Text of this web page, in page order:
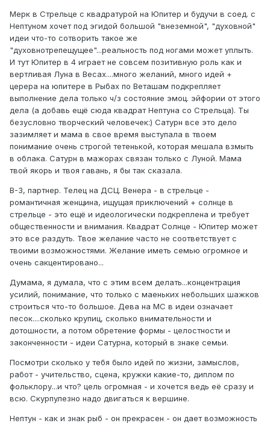
Мерк в Стрельце с квадратурой на Юпитер и будучи в соед. с
Нептуном хочет под эгидой большой "внеземной", "духовной"
идеи что-то сотворить такое же
"духовнотрепещущее"...реальность под ногами может уплыть.
И тут Юпитер в 4 играет не совсем позитивную роль как и
вертливая Луна в Весах....много желаний, много идей +
церера на юпитере в Рыбах по Веташам подкрепляет
выполнение дела только ч/з состояние эмоц. эйфории от этого
дела (а добавь ещё сюда квадрат Нептуна со Стрельца). Ты
безусловно творческий человечек:) Сатурн все это дело
зазимляет и мама в свое время выступала в твоем
понимание очень строгой тетенькой, которая мешала взмыть
в облака. Сатурн в мажорах связан только с Луной. Мама
твой якорь и твоя гавань, я бы так сказала.
В-3, партнер. Телец на ДСЦ. Венера - в стрельце -
романтичная женщина, ищущая приключений + солнце в
стрельце - это ещё и идеологически подкреплена и требует
общественности и внимания. Квадрат Солнце - Юпитер может
это все раздуть. Твое желание часто не соответствует с
твоими возможностями. Желание иметь семью огромное и
очень сакцентировано...
Думама, я думала, что с этим всем делать...концентрация
усилий, понимание, что только с маеньких небольших шажков
строиться что-то большое. Дева на МС в идеи означает
песок....сколько крупиц, сколько внимательности и
дотошности, а потом обретение формы - целостности и
законченности - идеи Сатурна, который в знаке семьи.
Посмотри сколько у тебя было идей по жизни, замыслов,
работ - учительство, сцена, кружки какие-то, диплом по
фольклору...и что? цель огромная - и хочется ведь её сразу и
всю. Скурпулезно надо двигаться к вершине.
Нептун - как и знак рыб - он прекрасен - он дает возможность